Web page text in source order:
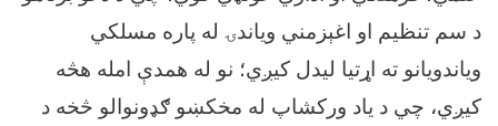
د سم تنظیم او اغېزمني ویاندۍ له پاره مسلکي
ویاندویانو ته اړتیا لیدل کيږي؛ نو له همدې امله هڅه
کيږي، چي د یاد ورکشاپ له مخکښو ګډونوالو څخه د